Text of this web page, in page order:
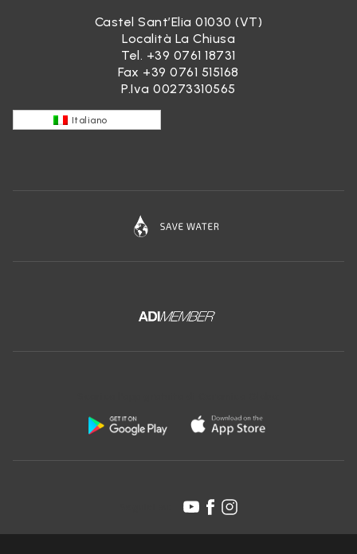
Castel Sant’Elia 01030 (VT)
Località La Chiusa
Tel. +39 0761 18731
Fax +39 0761 515168
P.Iva 00273310565
Italiano